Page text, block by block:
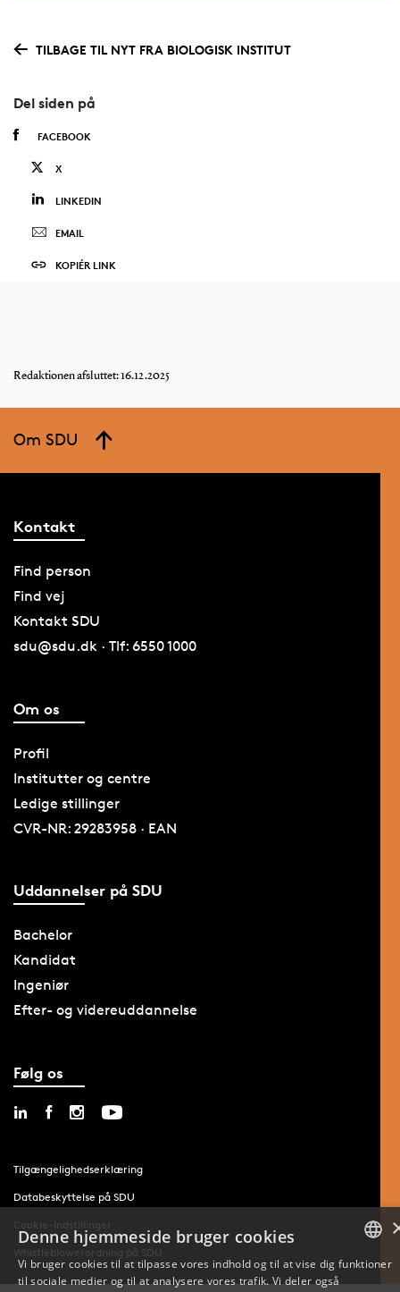
TILBAGE TIL NYT FRA BIOLOGISK INSTITUT
Del siden på
FACEBOOK
X
LINKEDIN
EMAIL
KOPIÉR LINK
Redaktionen afsluttet: 16.12.2025
Om SDU
Kontakt
Find person
Find vej
Kontakt SDU
sdu@sdu.dk · Tlf: 6550 1000
Om os
Profil
Institutter og centre
Ledige stillinger
CVR-NR: 29283958 · EAN
Uddannelser på SDU
Bachelor
Kandidat
Ingeniør
Efter- og videreuddannelse
Følg os
Tilgængelighedserklæring
Databeskyttelse på SDU
Cookie-indstillinger
Whistleblowerordning på SDU
DANISH
Denne hjemmeside bruger cookies
Vi bruger cookies til at tilpasse vores indhold og til at vise dig funktioner
til sociale medier og til at analysere vores trafik. Vi deler også